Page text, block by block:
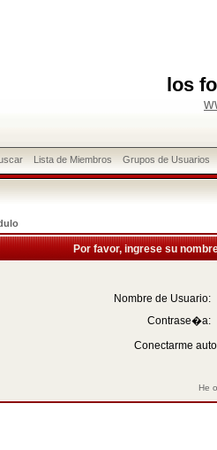
los
Lista de Miembros Grupos de Usuarios
Por favor, ingrese su
Nombre de Usuario:
Contrase�a:
Conectarme
He